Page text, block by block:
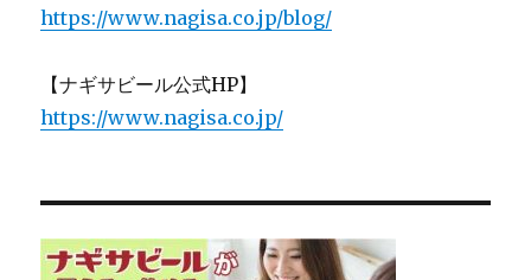
https://www.nagisa.co.jp/blog/
【ナギサビール公式HP】
https://www.nagisa.co.jp/